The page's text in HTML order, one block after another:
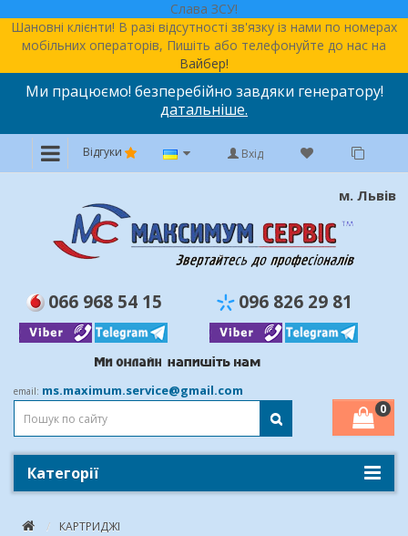
Слава ЗСУ!
Шановні клієнти! В разі відсутності зв'язку із нами по номерах
мобільних операторів, Пишіть або телефонуйте до нас на
Вайбер!
Ми працюємо! безперебійно завдяки генератору!
датальніше.
Відгуки Вхід
м. Львів
066 968 54 15 096 826 29 81
email: ms.maximum.service@gmail.com
0
Категорії
КАРТРИДЖІ